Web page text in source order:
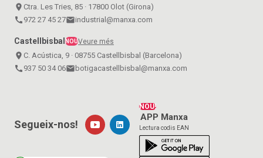
place Ctra. Les Tries, 85 · 17800 Olot (Girona)
call 972 27 45 27emailindustrial@manxa.com
Castellbisbal NOUVeure més
place C. Acústica, 9 · 08755 Castellbisbal (Barcelona)
call 937 50 34 06email botigacastellbisbal@manxa.com
NOU!
APP Manxa
Lectura codis EAN
Segueix-nos!